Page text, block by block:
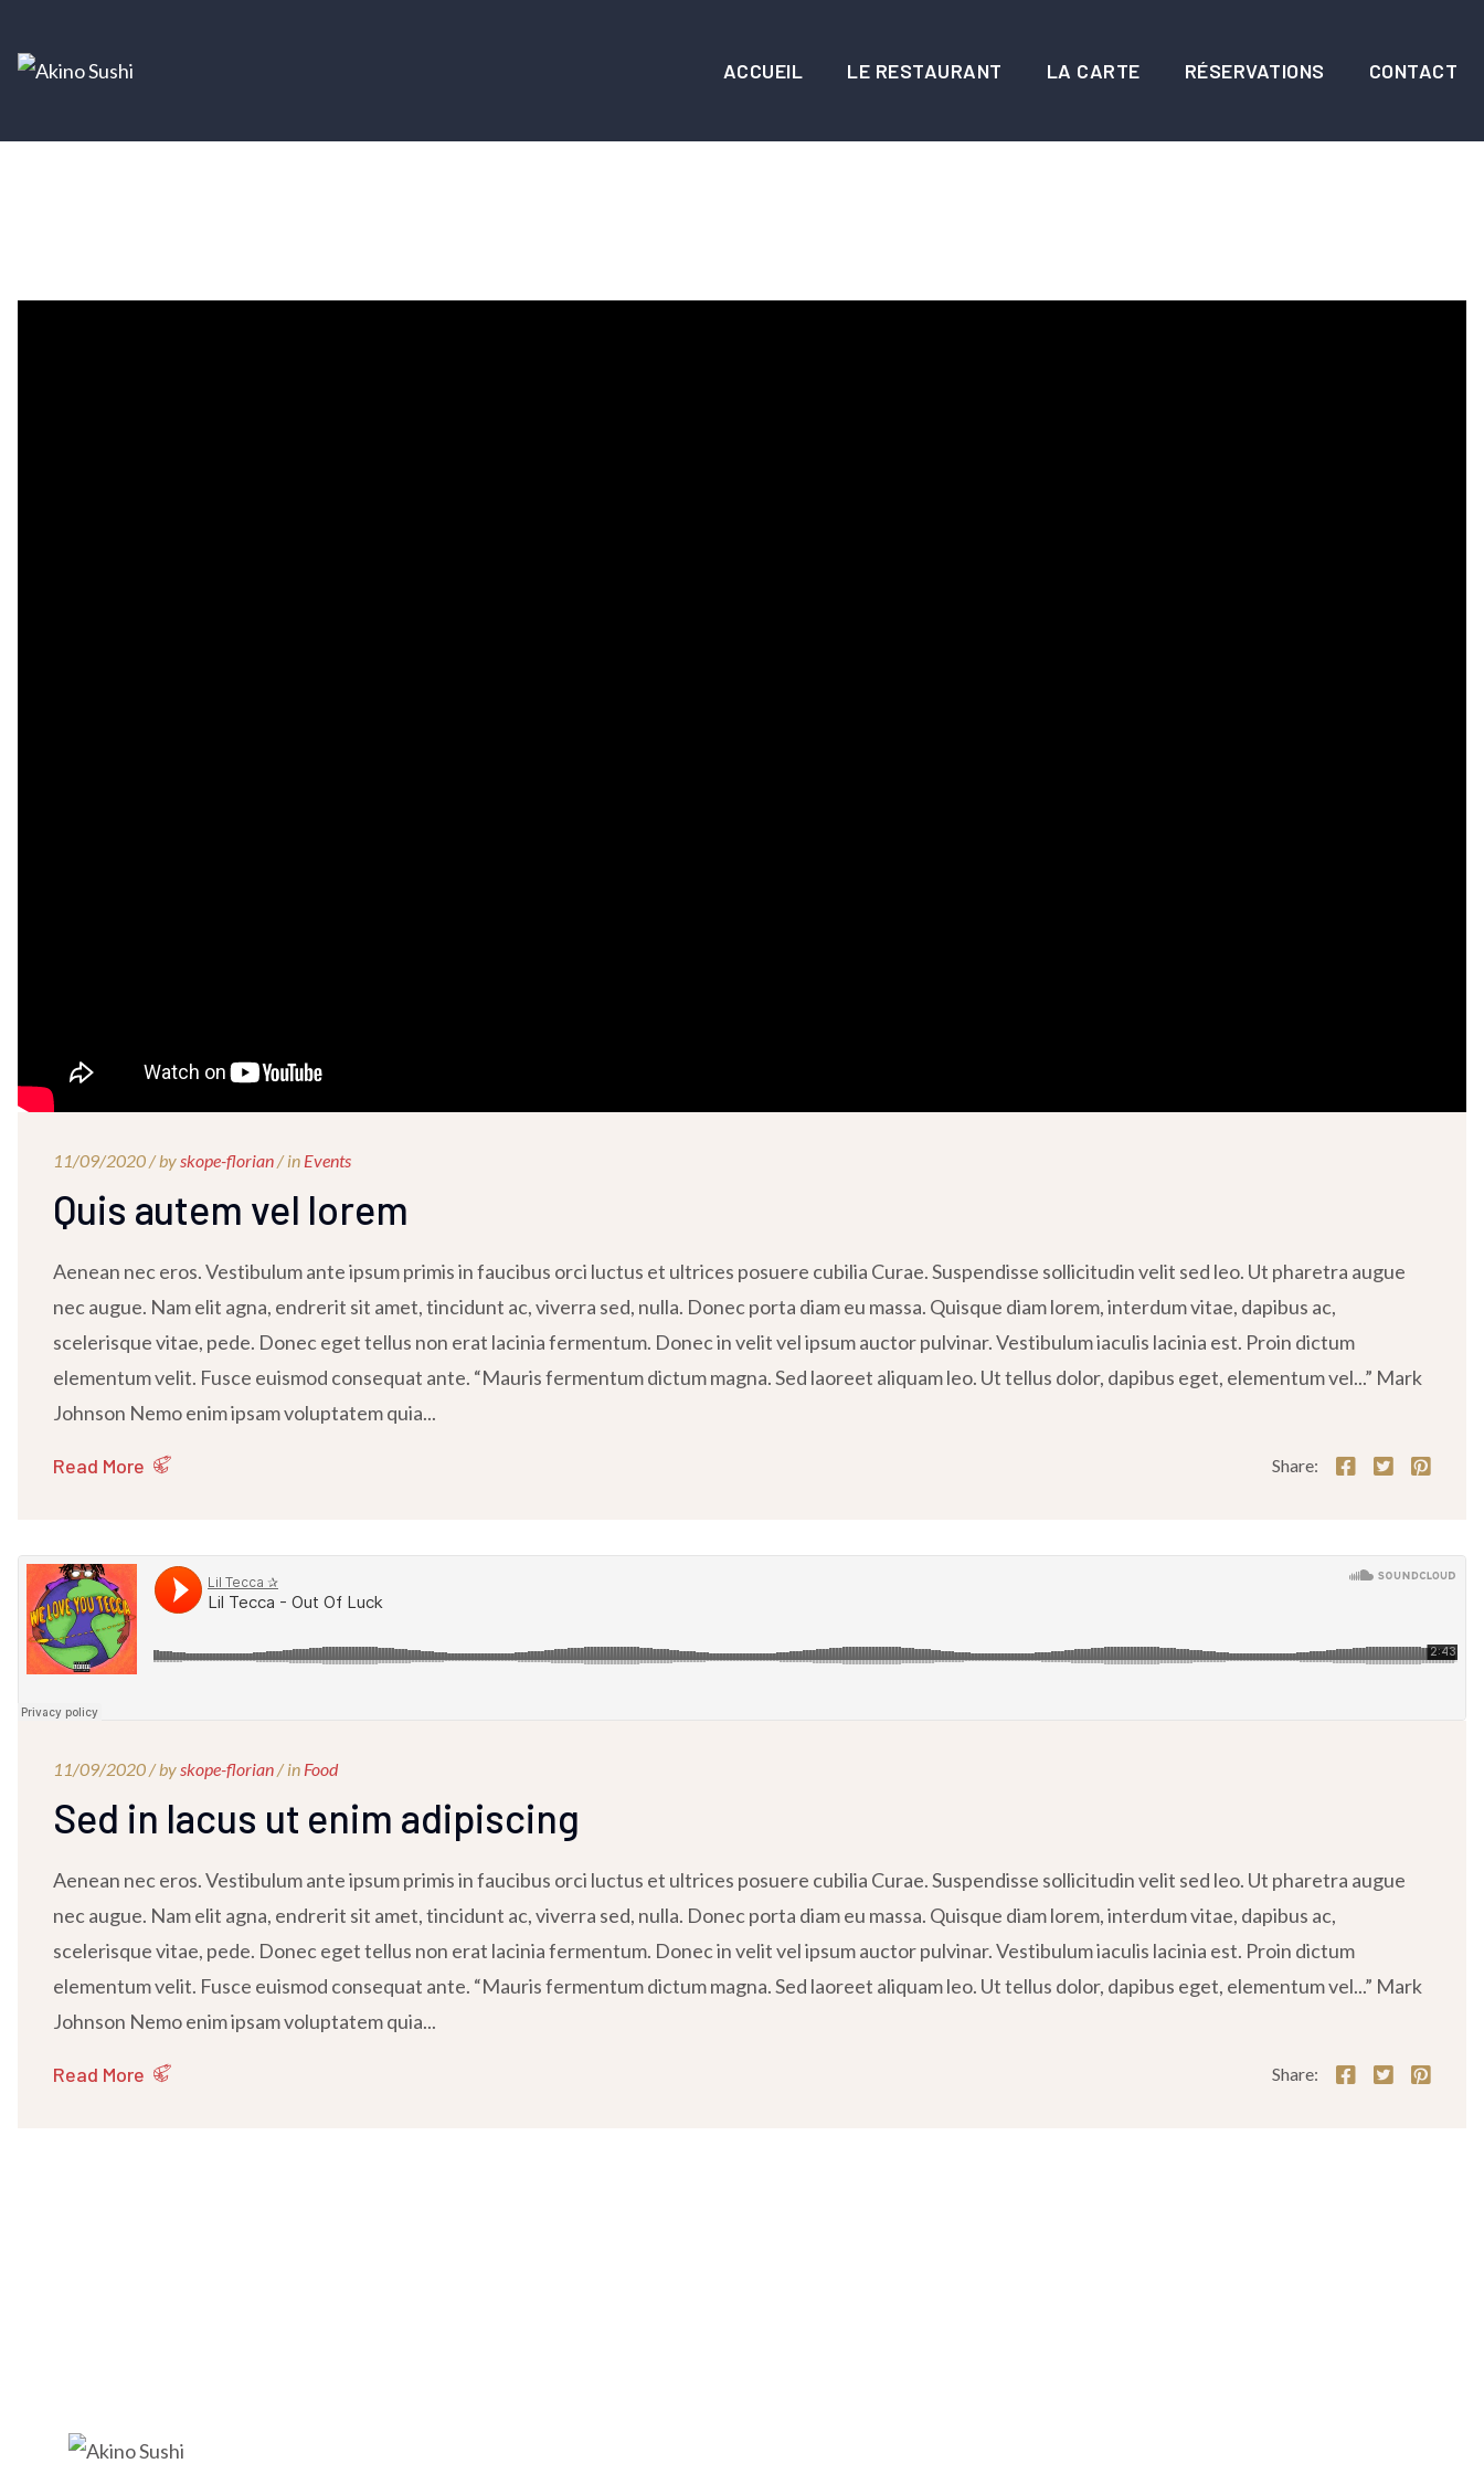
ACCUEIL LE RESTAURANT LA CARTE RÉSERVATIONS CONTACT
11/09/2020 /by skope-florian / in Events
Quis autem vel lorem
Aenean nec eros. Vestibulum ante ipsum primis in faucibus orci luctus et ultrices posuere cubilia Curae. Suspendisse sollicitudin velit sed leo. Ut pharetra augue
nec augue. Nam elit agna, endrerit sit amet, tincidunt ac, viverra sed, nulla. Donec porta diam eu massa. Quisque diam lorem, interdum vitae, dapibus ac,
scelerisque vitae, pede. Donec eget tellus non erat lacinia fermentum. Donec in velit vel ipsum auctor pulvinar. Vestibulum iaculis lacinia est. Proin dictum
elementum velit. Fusce euismod consequat ante. “Mauris fermentum dictum magna. Sed laoreet aliquam leo. Ut tellus dolor, dapibus eget, elementum vel...” Mark
Johnson Nemo enim ipsam voluptatem quia...
Read More Share:
11/09/2020 /by skope-florian / in Food
Sed in lacus ut enim adipiscing
Aenean nec eros. Vestibulum ante ipsum primis in faucibus orci luctus et ultrices posuere cubilia Curae. Suspendisse sollicitudin velit sed leo. Ut pharetra augue
nec augue. Nam elit agna, endrerit sit amet, tincidunt ac, viverra sed, nulla. Donec porta diam eu massa. Quisque diam lorem, interdum vitae, dapibus ac,
scelerisque vitae, pede. Donec eget tellus non erat lacinia fermentum. Donec in velit vel ipsum auctor pulvinar. Vestibulum iaculis lacinia est. Proin dictum
elementum velit. Fusce euismod consequat ante. “Mauris fermentum dictum magna. Sed laoreet aliquam leo. Ut tellus dolor, dapibus eget, elementum vel...” Mark
Johnson Nemo enim ipsam voluptatem quia...
Read More Share: